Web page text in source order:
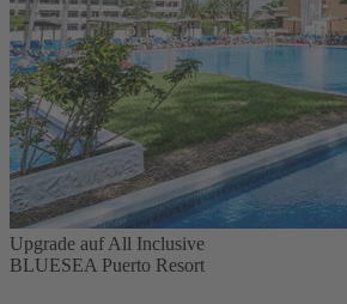
Upgrade auf All Inclusive
BLUESEA Puerto Resort